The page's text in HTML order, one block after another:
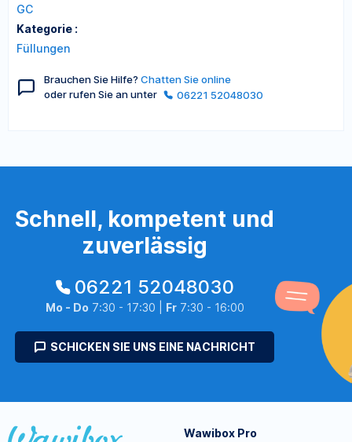
GC
Kategorie :
Füllungen
Brauchen Sie Hilfe? Chatten Sie online
oder rufen Sie an unter
06221 52048030
Schnell, kompetent und
zuverlässig
06221 52048030
Mo - Do 7:30 - 17:30 | Fr7:30 - 16:00
SCHICKEN SIE UNS EINE NACHRICHT
Wawibox Pro